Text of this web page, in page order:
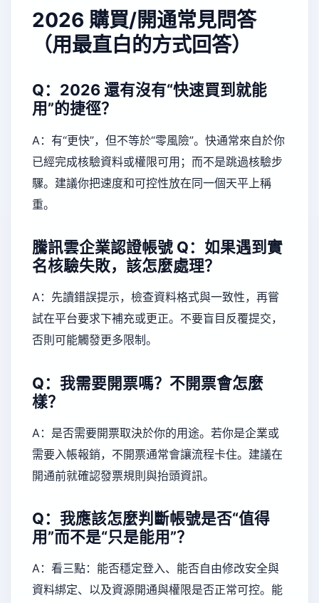
2026 購買/開通常見問答
（用最直白的方式回答）
Q：2026 還有沒有“快速買到就能
用”的捷徑？
A：有“更快”，但不等於“零風險”。快通常來自於你
已經完成核驗資料或權限可用；而不是跳過核驗步
驟。建議你把速度和可控性放在同一個天平上稱
重。
騰訊雲企業認證帳號 Q：如果遇到實
名核驗失敗，該怎麼處理？
A：先讀錯誤提示，檢查資料格式與一致性，再嘗
試在平台要求下補充或更正。不要盲目反覆提交，
否則可能觸發更多限制。
Q：我需要開票嗎？不開票會怎麼
樣？
A：是否需要開票取決於你的用途。若你是企業或
需要入帳報銷，不開票通常會讓流程卡住。建議在
開通前就確認發票規則與抬頭資訊。
Q：我應該怎麼判斷帳號是否“值得
用”而不是“只是能用”？
A：看三點：能否穩定登入、能否自由修改安全與
資料綁定、以及資源開通與權限是否正常可控。能